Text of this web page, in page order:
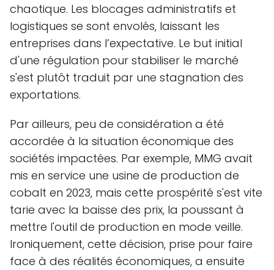
chaotique. Les blocages administratifs et
logistiques se sont envolés, laissant les
entreprises dans l’expectative. Le but initial
d'une régulation pour stabiliser le marché
s'est plutôt traduit par une stagnation des
exportations.
Par ailleurs, peu de considération a été
accordée à la situation économique des
sociétés impactées. Par exemple, MMG avait
mis en service une usine de production de
cobalt en 2023, mais cette prospérité s'est vite
tarie avec la baisse des prix, la poussant à
mettre l'outil de production en mode veille.
Ironiquement, cette décision, prise pour faire
face à des réalités économiques, a ensuite